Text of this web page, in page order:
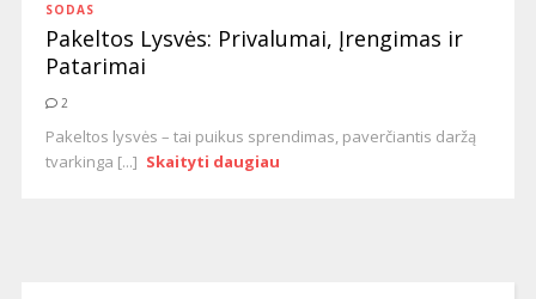
SODAS
Pakeltos Lysvės: Privalumai, Įrengimas ir
Patarimai
2
Pakeltos lysvės – tai puikus sprendimas, paverčiantis daržą
tvarkinga [...] Skaityti daugiau